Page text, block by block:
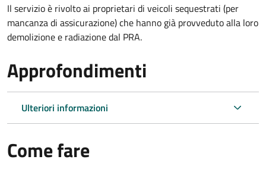
Il servizio è rivolto ai proprietari di veicoli sequestrati (per
mancanza di assicurazione) che hanno già provveduto alla loro
demolizione e radiazione dal PRA.
Approfondimenti
Ulteriori informazioni
Come fare